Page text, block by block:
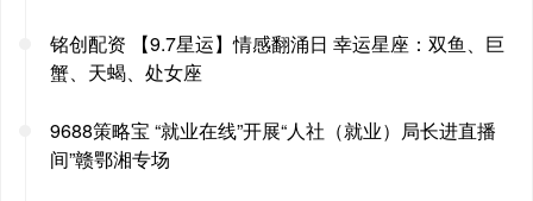
铭创配资 【9.7星运】情感翻涌日 幸运星座：双鱼、巨
蟹、天蝎、处女座
9688策略宝 “就业在线”开展“人社（就业）局长进直播
间”赣鄂湘专场